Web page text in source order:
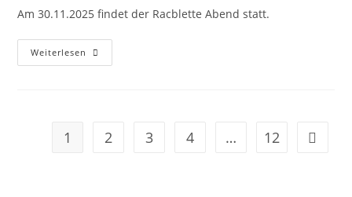
Am 30.11.2025 findet der Racblette Abend statt.
Weiterlesen
1 2 3 4 … 12